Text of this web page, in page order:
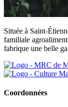
Située à Saint-
familiale
fabrique une belle
Coordonnées